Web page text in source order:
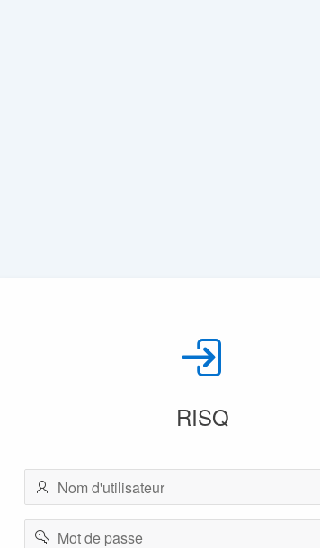
RISQ
Nom
d'utilisateur
Mot